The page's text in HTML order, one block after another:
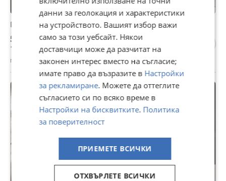
Беларус мтз 05 на части
56,75 €
110,99 лв
гр. Горна Оряховица, Велико Търново, 28 юли
данни за геолокация и характеристики
на устройството. Вашият избор важи
само за този уебсайт. Някои
доставчици може да разчитат на
законен интерес вместо на съгласие;
имате право да възразите в Настройки
за рекламиране. Можете да оттеглите
съгласието си по всяко време в
Настройки на бисквитките. Политика
за поверителност
ПРИЕМЕТЕ ВСИЧКИ
ОТХВЪРЛЕТЕ ВСИЧКИ